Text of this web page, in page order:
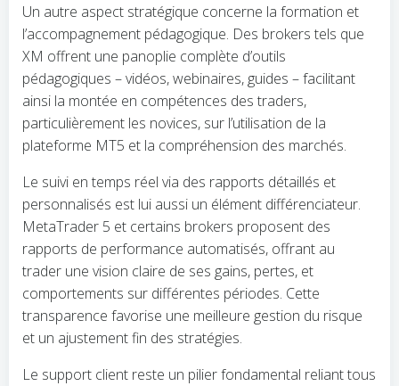
Un autre aspect stratégique concerne la formation et
l’accompagnement pédagogique. Des brokers tels que
XM offrent une panoplie complète d’outils
pédagogiques – vidéos, webinaires, guides – facilitant
ainsi la montée en compétences des traders,
particulièrement les novices, sur l’utilisation de la
plateforme MT5 et la compréhension des marchés.
Le suivi en temps réel via des rapports détaillés et
personnalisés est lui aussi un élément différenciateur.
MetaTrader 5 et certains brokers proposent des
rapports de performance automatisés, offrant au
trader une vision claire de ses gains, pertes, et
comportements sur différentes périodes. Cette
transparence favorise une meilleure gestion du risque
et un ajustement fin des stratégies.
Le support client reste un pilier fondamental reliant tous